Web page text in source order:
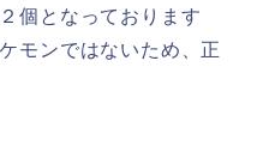
個となっております
モンではないため、正